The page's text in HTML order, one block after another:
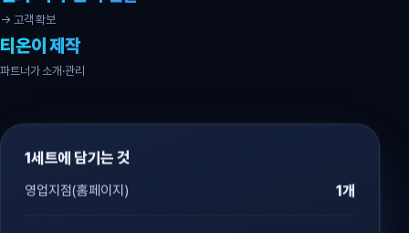
→ 고객 확보
티온이 제작
파트너가 소개·관리
1세트에 담기는 것
영업지점(홈페이지) 1개